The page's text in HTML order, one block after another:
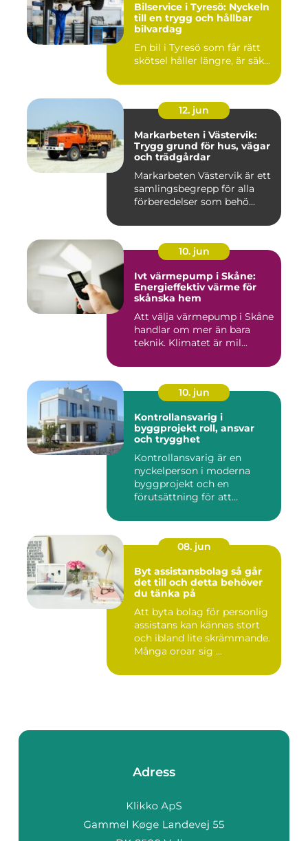
Bilservice i Tyresö: Nyckeln
till en trygg och hållbar
bilvardag
En bil i Tyresö som får rätt
skötsel håller längre, är säk...
12. jun
Markarbeten i Västervik:
Trygg grund för hus, vägar
och trädgårdar
Markarbeten Västervik är ett
samlingsbegrepp för alla
förberedelser som behö...
10. jun
Ivt värmepump i Skåne:
Energieffektiv värme för
skånska hem
Att välja värmepump i Skåne
handlar om mer än bara
teknik. Klimatet är mil...
10. jun
Kontrollansvarig i
byggprojekt roll, ansvar
och trygghet
Kontrollansvarig är en
nyckelperson i moderna
byggprojekt och en
förutsättning för att
08. jun
Byt assistansbolag så går
det till och detta behöver
du tänka på
Att byta bolag för personlig
assistans kan kännas stort
och ibland lite skrämmande.
Många oroar sig ...
Adress